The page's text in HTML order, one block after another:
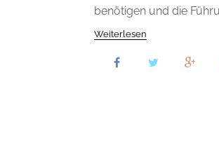
benötigen und die
Weiterlesen